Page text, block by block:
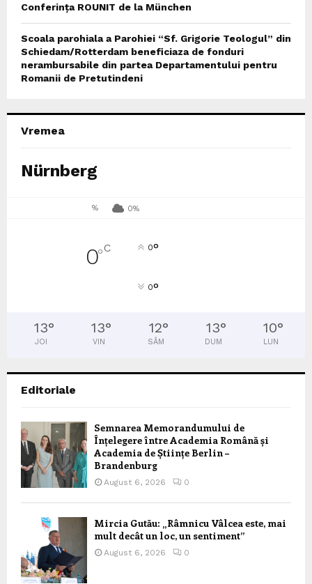
Conferința ROUNIT de la München
Scoala parohiala a Parohiei “Sf. Grigorie Teologul” din
Schiedam/Rotterdam beneficiaza de fonduri
nerambursabile din partea Departamentului pentru
Romanii de Pretutindeni
Vremea
Nürnberg
% 0%
0°C 0°
0°
13°
JOI
13°
VIN
12°
SÂM
13°
DUM
10°
LUN
Editoriale
Semnarea Memorandumului de
Înțelegere între Academia Română și
Academia de Științe Berlin –
Brandenburg
August 6, 2026 0
Mircia Gutău: „Râmnicu Vâlcea este, mai
mult decât un loc, un sentiment”
August 6, 2026 0